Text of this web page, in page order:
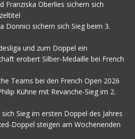
Franziska Oberlies sichern sich
Donnici sichern sich Sieg beim 3.
und zum Doppel ein
erobert Silber-Medaille bei French
Teams bei den French Open 2026
Kühne mit Revanche-Sieg im 2.
Sieg im ersten Doppel des Jahres
Doppel steigen am Wochenenden